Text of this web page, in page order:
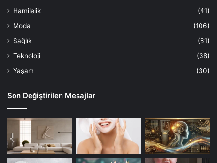
Hamilelik
(41)
Moda
(106)
Sağlık
(61)
Teknoloji
(38)
Yaşam
(30)
Son Değiştirilen Mesajlar